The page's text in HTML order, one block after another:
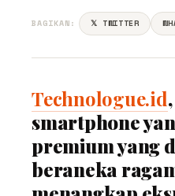
BAGIKAN: 𝕏 TWITTER
Technologue.id
smartphone
premium yang
beraneka